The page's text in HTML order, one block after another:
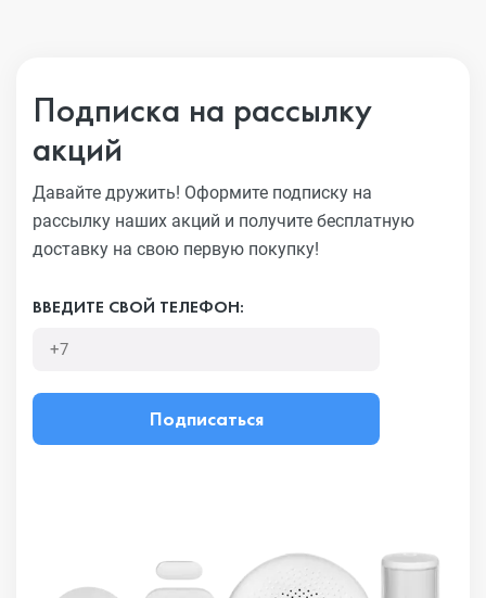
Подписка на рассылку
акций
Давайте дружить! Оформите подписку на
рассылку наших акций и получите бесплатную
доставку на свою первую покупку!
ВВЕДИТЕ СВОЙ ТЕЛЕФОН:
Подписаться